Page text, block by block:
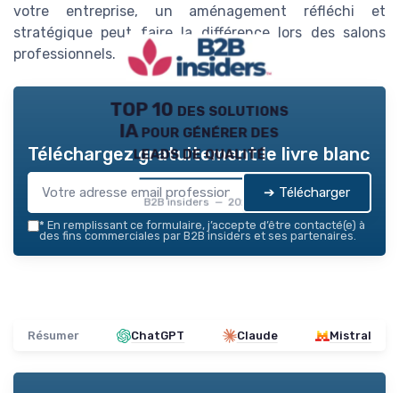
votre entreprise, un aménagement réfléchi et
stratégique peut faire la différence lors des salons
professionnels.
TOP 10 des solutions
IA pour générer des
leads de qualité
B2B insiders — 2026
Téléchargez gratuitement le livre blanc
➔ Télécharger
* En remplissant ce formulaire, j’accepte d’être contacté(e) à
des fins commerciales par B2B insiders et ses partenaires.
Résumer ChatGPT Claude Mistral